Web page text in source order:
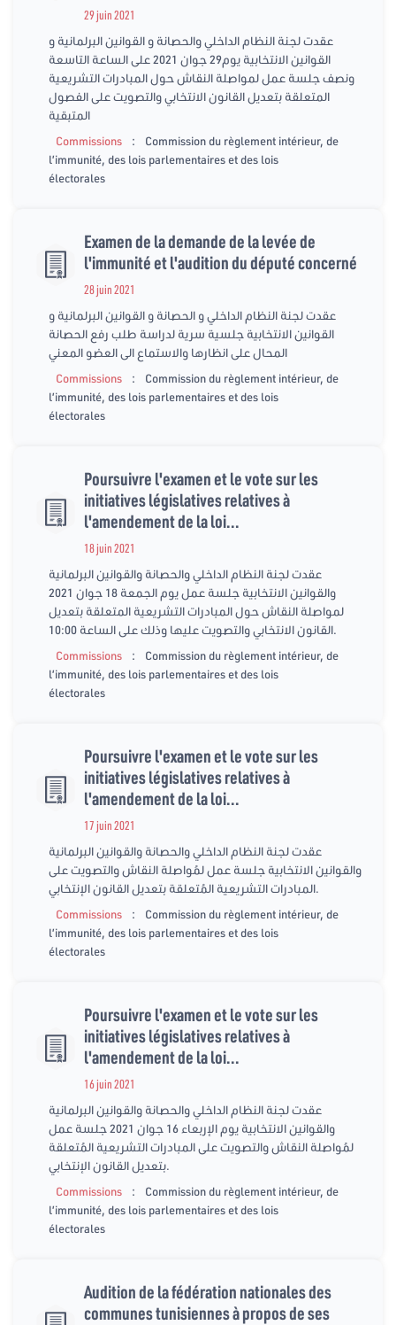
29 juin 2021
عقدت لجنة النظام الداخلي والحصانة و القوانين البرلمانية و
القوانين الانتخابية يوم29 جوان 2021 على الساعة التاسعة
ونصف جلسة عمل لمواصلة النقاش حول المبادرات التشريعية
المتعلقة بتعديل القانون الانتخابي والتصويت على الفصول
المتبقية
Commissions
:
Commission du règlement intérieur, de
l’immunité, des lois parlementaires et des lois
électorales
Examen de la demande de la levée de
l'immunité et l'audition du député concerné
28 juin 2021
عقدت لجنة النظام الداخلي و الحصانة و القوانين البرلمانية و
القوانين الانتخابية جلسية سرية لدراسة طلب رفع الحصانة
المحال على انظارها والاستماع الى العضو المعني
Commissions
:
Commission du règlement intérieur, de
l’immunité, des lois parlementaires et des lois
électorales
Poursuivre l'examen et le vote sur les
initiatives législatives relatives à
l'amendement de la loi...
18 juin 2021
عقدت لجنة النظام الداخلي والحصانة والقوانين البرلمانية
والقوانين الانتخابية جلسة عمل يوم الجمعة 18 جوان 2021
لمواصلة النقاش حول المبادرات التشريعية المتعلقة بتعديل
القانون الانتخابي والتصويت عليها وذلك على الساعة 10:00.
Commissions
:
Commission du règlement intérieur, de
l’immunité, des lois parlementaires et des lois
électorales
Poursuivre l'examen et le vote sur les
initiatives législatives relatives à
l'amendement de la loi...
17 juin 2021
عقدت لجنة النظام الداخلي والحصانة والقوانين البرلمانية
والقوانين الانتخابية جلسة عمل لمُواصلة النقاش والتصويت على
المبادرات التشريعية المُتعلقة بتعديل القانون الإنتخابي.
Commissions
:
Commission du règlement intérieur, de
l’immunité, des lois parlementaires et des lois
électorales
Poursuivre l'examen et le vote sur les
initiatives législatives relatives à
l'amendement de la loi...
16 juin 2021
عقدت لجنة النظام الداخلي والحصانة والقوانين البرلمانية
والقوانين الانتخابية يوم الإربعاء 16 جوان 2021 جلسة عمل
لمُواصلة النقاش والتصويت على المبادرات التشريعية المُتعلقة
بتعديل القانون الإنتخابي.
Commissions
:
Commission du règlement intérieur, de
l’immunité, des lois parlementaires et des lois
électorales
Audition de la fédération nationales des
communes tunisiennes à propos de ses